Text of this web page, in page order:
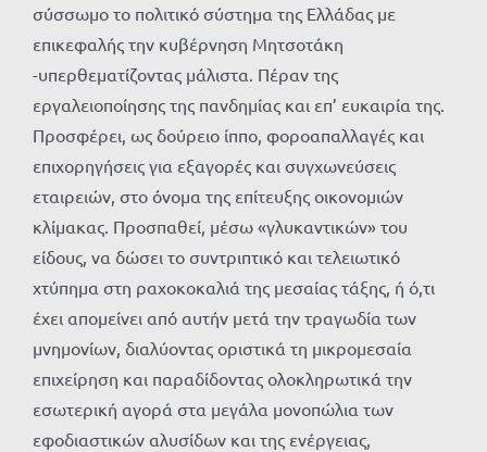
σύσσωμο το πολιτικό σύστημα της Ελλάδας με
επικεφαλής την κυβέρνηση Μητσοτάκη
-υπερθεματίζοντας μάλιστα. Πέραν της
εργαλειοποίησης της πανδημίας και επ’ ευκαιρία της.
Προσφέρει, ως δούρειο ίππο, φοροαπαλλαγές και
επιχορηγήσεις για εξαγορές και συγχωνεύσεις
εταιρειών, στο όνομα της επίτευξης οικονομιών
κλίμακας. Προσπαθεί, μέσω «γλυκαντικών» του
είδους, να δώσει το συντριπτικό και τελειωτικό
χτύπημα στη ραχοκοκαλιά της μεσαίας τάξης, ή ό,τι
έχει απομείνει από αυτήν μετά την τραγωδία των
μνημονίων, διαλύοντας οριστικά τη μικρομεσαία
επιχείρηση και παραδίδοντας ολοκληρωτικά την
εσωτερική αγορά στα μεγάλα μονοπώλια των
εφοδιαστικών αλυσίδων και της ενέργειας,